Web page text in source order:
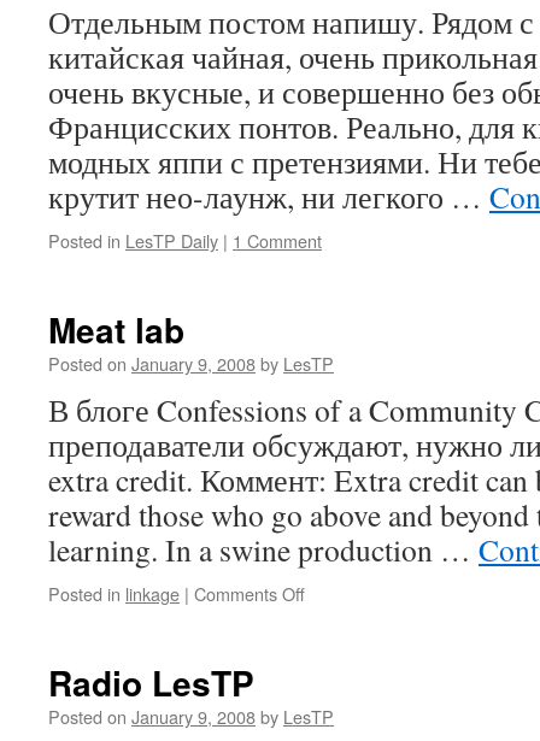
Отдельным постом напишу. Рядом
китайская чайная, очень
очень вкусные, и совершенно без
Францисских понтов. Реально, для
модных яппи с претензиями. Ни
крутит нео-лаунж, ни легкого …
Posted in LesTP Daily | 1 Comment
Meat lab
Posted on January 9, 2008by LesTP
В блоге Confessions of a Community
преподаватели обсуждают, нужно
extra credit. Коммент: Extra credit can
reward those who go above and
learning. In a swine production …
Posted in linkage | Comments Offon
Radio LesTP
Posted on January 9, 2008by LesTP